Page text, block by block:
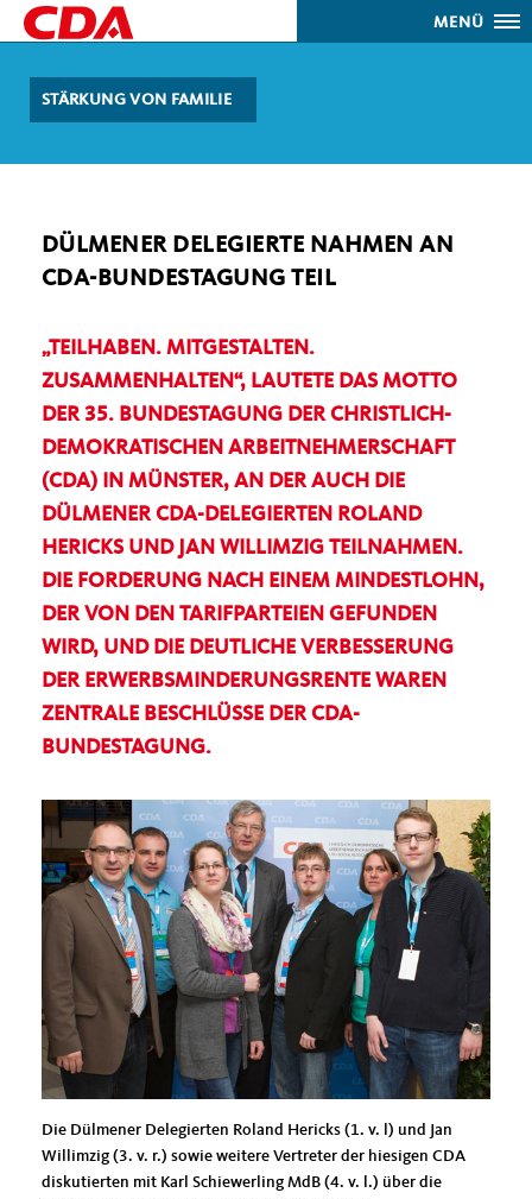
MENÜ
STÄRKUNG VON FAMILIE
DÜLMENER DELEGIERTE NAHMEN AN
CDA-BUNDESTAGUNG TEIL
TEILHABEN. MITGESTALTEN.
ZUSAMMENHALTEN“, LAUTETE DAS MOTTO
DER 35. BUNDESTAGUNG DER CHRISTLICH-
DEMOKRATISCHEN ARBEITNEHMERSCHAFT
(CDA) IN MÜNSTER, AN DER AUCH DIE
DÜLMENER CDA-DELEGIERTEN ROLAND
HERICKS UND JAN WILLIMZIG TEILNAHMEN.
DIE FORDERUNG NACH EINEM MINDESTLOHN,
DER VON DEN TARIFPARTEIEN GEFUNDEN
WIRD, UND DIE DEUTLICHE VERBESSERUNG
DER ERWERBSMINDERUNGSRENTE WAREN
ZENTRALE BESCHLÜSSE DER CDA-
BUNDESTAGUNG.
Die Dülmener Delegierten Roland Hericks (1. v. l) und Jan
Willimzig (3. v. r.) sowie weitere Vertreter der hiesigen CDA
diskutierten mit Karl Schiewerling MdB (4. v. l.) über die